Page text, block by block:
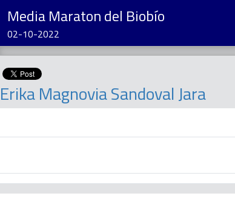
Media Maraton del Biobío
02-10-2022
Erika Magnovia Sandoval Jara